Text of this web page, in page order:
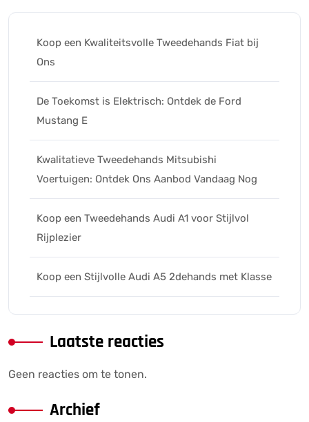
Koop een Kwaliteitsvolle Tweedehands Fiat bij
Ons
De Toekomst is Elektrisch: Ontdek de Ford
Mustang E
Kwalitatieve Tweedehands Mitsubishi
Voertuigen: Ontdek Ons Aanbod Vandaag Nog
Koop een Tweedehands Audi A1 voor Stijlvol
Rijplezier
Koop een Stijlvolle Audi A5 2dehands met Klasse
Laatste reacties
Geen reacties om te tonen.
Archief